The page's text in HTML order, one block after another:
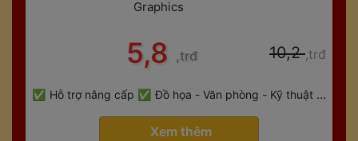
Graphic
5,8 ,trđ 10,2 ,trđ
Hỗ trợ nâng cấp
Đồ họa - Văn phòng - Kỹ thuật -
Xem thêm